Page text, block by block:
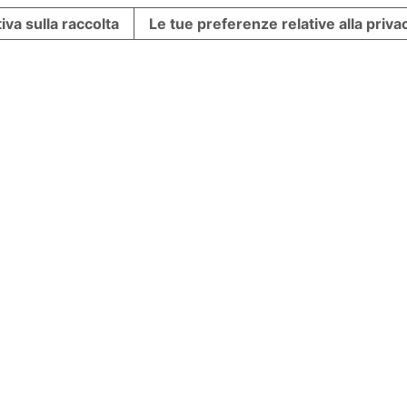
sulla raccolta Le tue preferenze relative alla